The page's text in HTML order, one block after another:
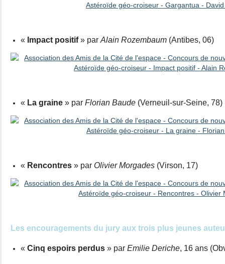
« Impact positif» par Alain Rozembaum (Antibes, 06)
« La graine » par Florian Baude (Verneuil-sur-Seine, 78)
« Rencontres » par Olivier Morgades (Virson, 17)
Les encouragements du jury aux trois plus jeunes
« Cinq espoirs perdus » par Emilie Deriche, 16 ans